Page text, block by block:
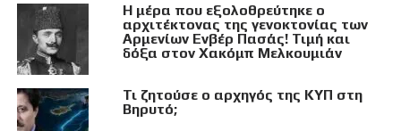
Η μέρα που εξολοθρεύτηκε ο
αρχιτέκτονας της γενοκτονίας των
Αρμενίων Ενβέρ Πασάς! Τιμή και
δόξα στον Χακόμπ Μελκουμιάν
Τι ζητούσε ο αρχηγός της ΚΥΠ στη
Βηρυτό;